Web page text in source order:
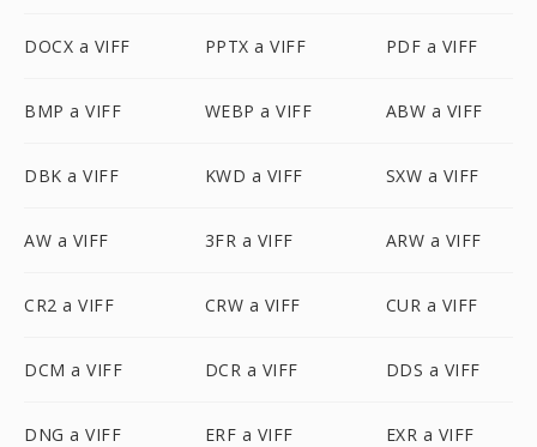
DOCX a VIFF PPTX a VIFF PDF a VIFF
BMP a VIFF WEBP a VIFF ABW a VIFF
DBK a VIFF KWD a VIFF SXW a VIFF
AW a VIFF 3FR a VIFF ARW a VIFF
CR2 a VIFF CRW a VIFF CUR a VIFF
DCM a VIFF DCR a VIFF DDS a VIFF
DNG a VIFF ERF a VIFF EXR a VIFF